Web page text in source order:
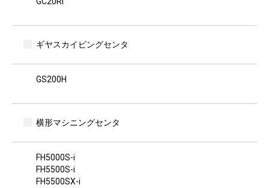
ギヤスカイビングセンタ
GS200H
横形マシニングセンタ
FH5000S-i
FH5500S-i
FH5500SX-i